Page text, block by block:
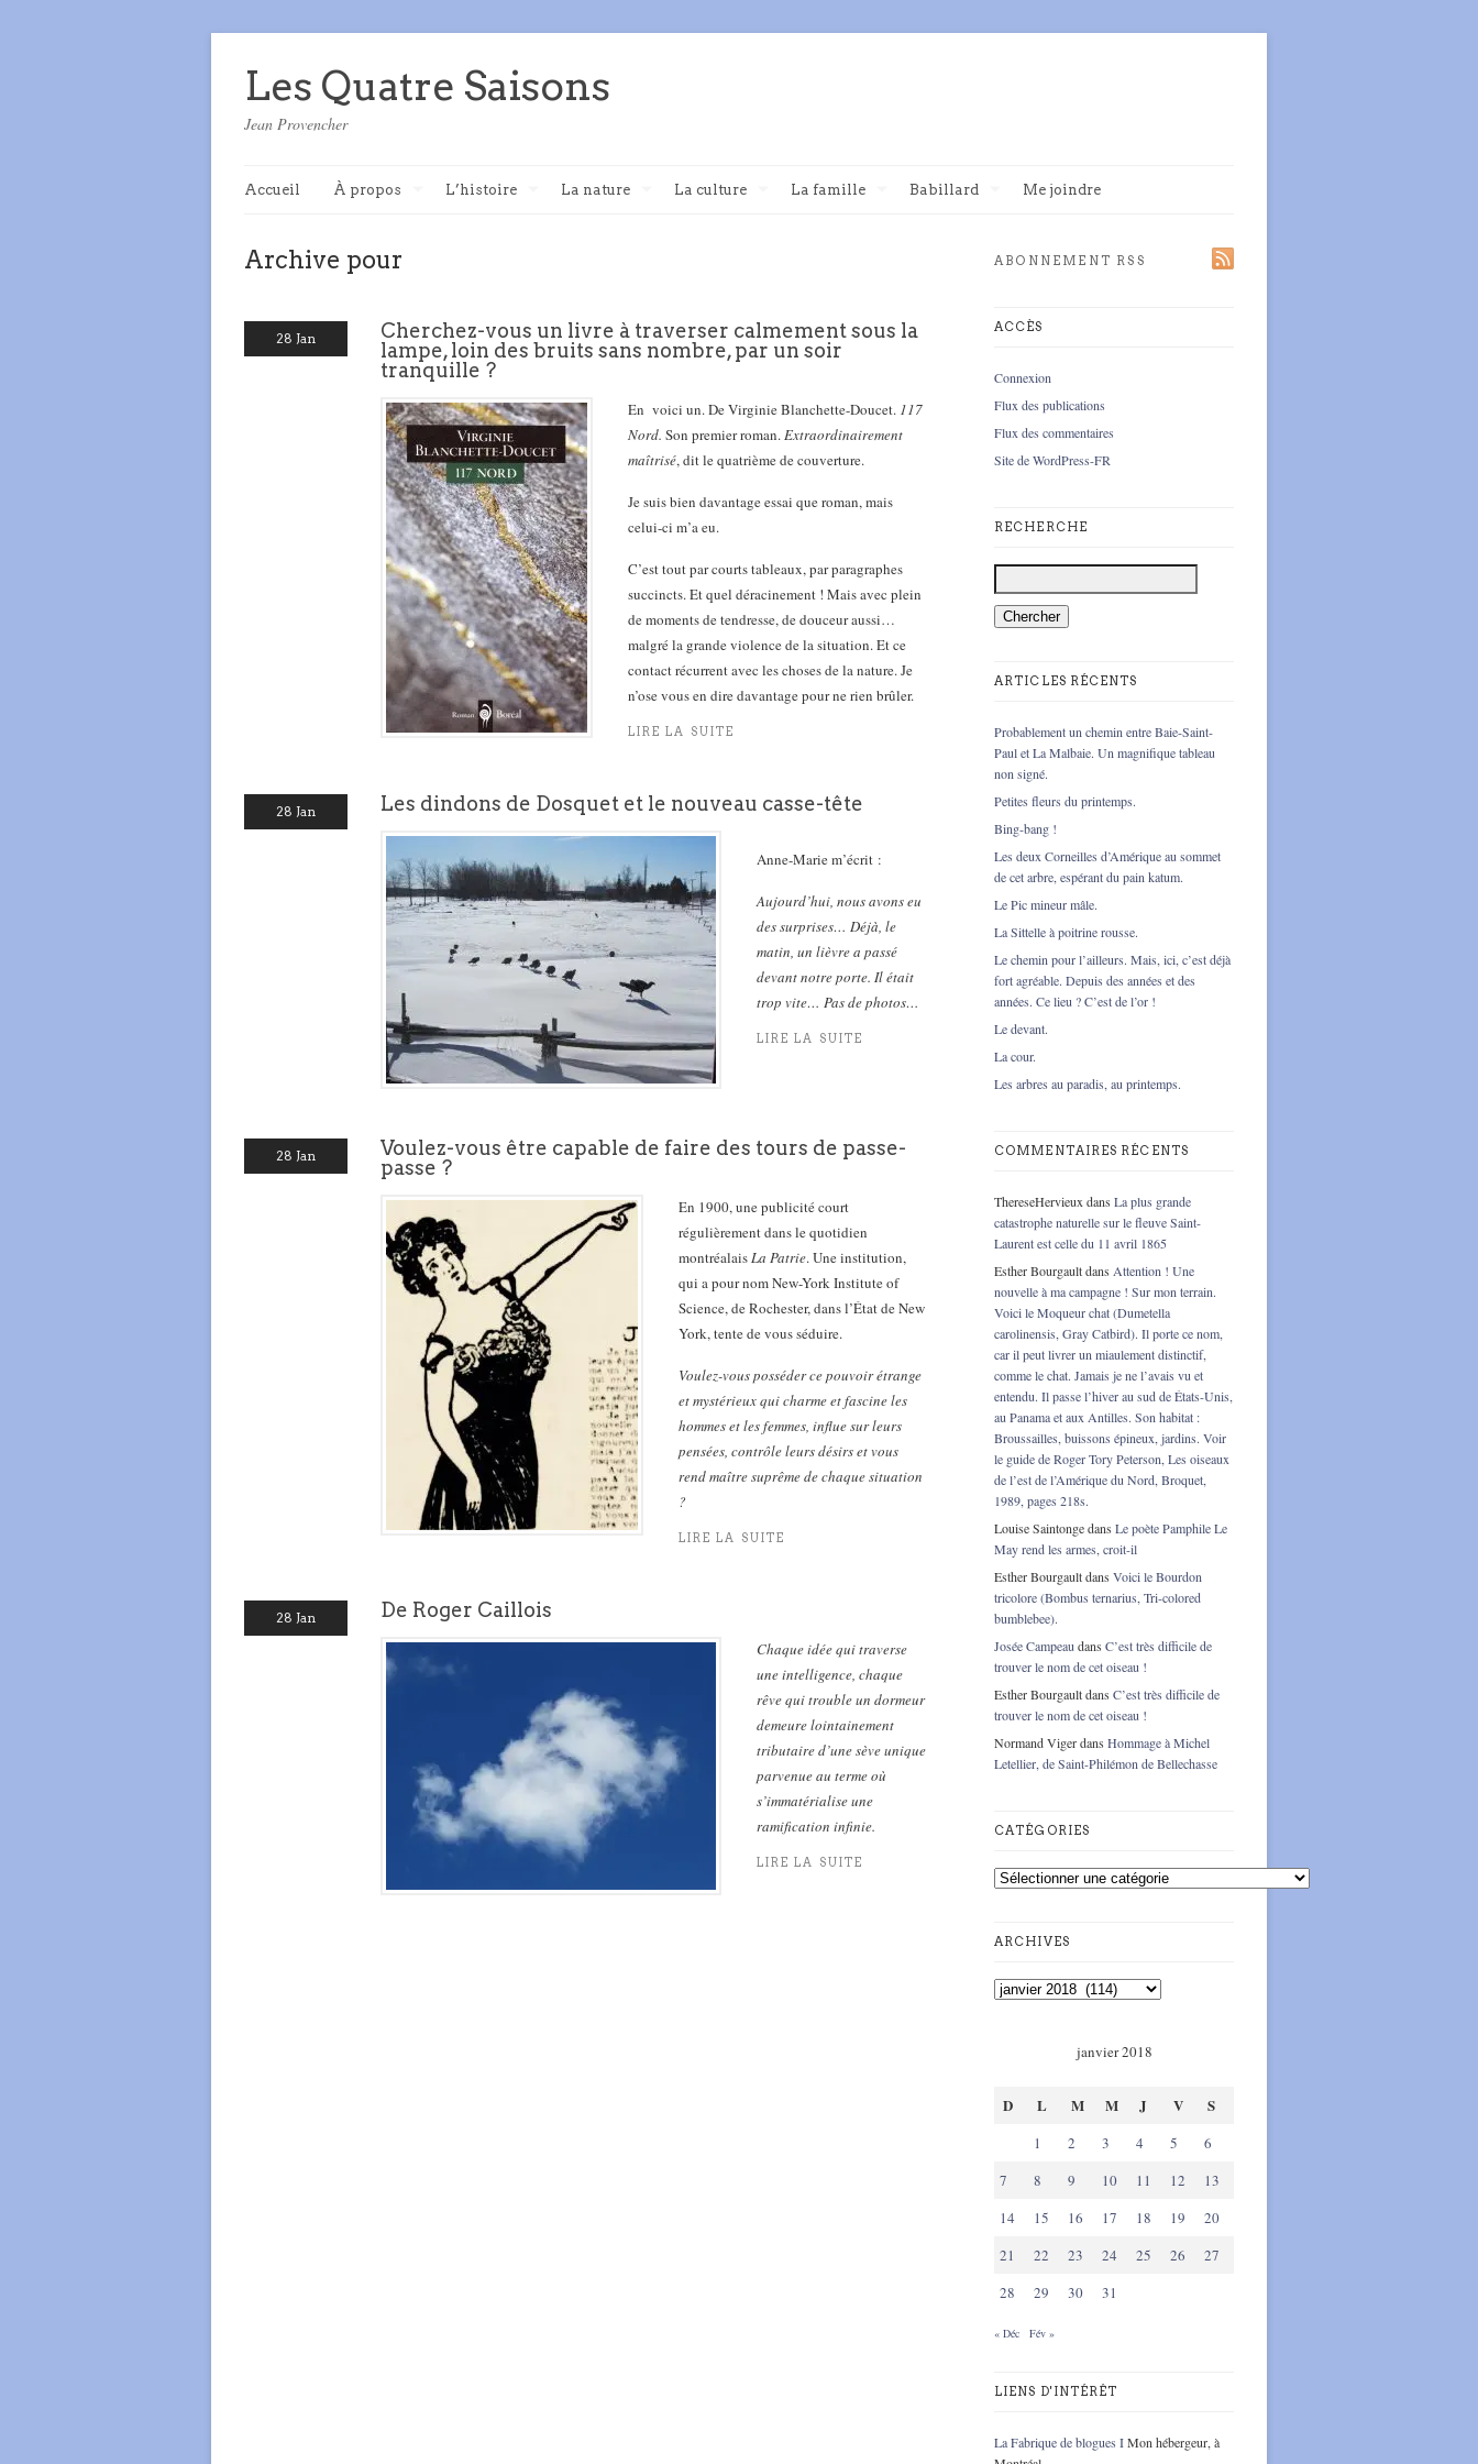
Les Quatre Saisons
Jean Provencher
Accueil À propos L’histoire La nature La culture La famille Babillard Me joindre
Archive pour
28 Jan
Cherchez-vous un livre à traverser calmement sous la
lampe, loin des bruits sans nombre, par un soir
tranquille ?
En voici un. De Virginie Blanchette-Doucet. 117
Nord. Son premier roman.Extraordinairement
maîtrisé, dit le quatrième de couverture.
Je suis bien davantage essai que roman, mais
celui-ci m’a eu.
C’est tout par courts tableaux, par paragraphes
succincts. Et quel déracinement ! Mais avec plein
de moments de tendresse, de douceur aussi…
malgré la grande violence de la situation. Et ce
contact récurrent avec les choses de la nature. Je
n’ose vous en dire davantage pour ne rien brûler.
LIRE LA SUITE
28 Jan Les dindons de Dosquet et le nouveau casse-tête
Anne-Marie m’écrit :
Aujourd’hui, nous avons eu
des surprises… Déjà, le
matin, un lièvre a passé
devant notre porte. Il était
trop vite… Pas de photos…
LIRE LA SUITE
28 Jan
Voulez-vous être capable de faire des tours de passe-
passe ?
En 1900, une publicité court
régulièrement dans le quotidien
montréalaisLa Patrie. Une institution,
qui a pour nom New-York Institute of
Science, de Rochester, dans l’État de New
York, tente de vous séduire.
Voulez-vous posséder ce pouvoir étrange
et mystérieux qui charme et fascine les
hommes et les femmes, influe sur leurs
pensées, contrôle leurs désirs et vous
rend maître suprême de chaque situation
?
LIRE LA SUITE
28 Jan De Roger Caillois
Chaque idée qui traverse
une intelligence, chaque
rêve qui trouble un dormeur
demeure lointainement
tributaire d’une sève unique
parvenue au terme où
s’immatérialise une
ramification infinie.
LIRE LA SUITE
ABONNEMENT RSS
ACCÈS
Connexion
Flux des publications
Flux des commentaires
Site de WordPress-FR
RECHERCHE
ARTICLES RÉCENTS
Probablement un chemin entre Baie-Saint-
Paul et La Malbaie. Un magnifique tableau
non signé.
Petites fleurs du printemps.
Bing-bang !
Les deux Corneilles d’Amérique au sommet
de cet arbre, espérant du pain katum.
Le Pic mineur mâle.
La Sittelle à poitrine rousse.
Le chemin pour l’ailleurs. Mais, ici, c’est déjà
fort agréable. Depuis des années et des
années. Ce lieu ? C’est de l’or !
Le devant.
La cour.
Les arbres au paradis, au printemps.
COMMENTAIRES RÉCENTS
ThereseHervieux dans La plus grande
catastrophe naturelle sur le fleuve Saint-
Laurent est celle du 11 avril 1865
Esther Bourgaultdans Attention ! Une
nouvelle à ma campagne ! Sur mon terrain.
Voici le Moqueur chat (Dumetella
carolinensis, Gray Catbird). Il porte ce nom,
car il peut livrer un miaulement distinctif,
comme le chat. Jamais je ne l’avais vu et
entendu. Il passe l’hiver au sud de États-Unis,
au Panama et aux Antilles. Son habitat :
Broussailles, buissons épineux, jardins. Voir
le guide de Roger Tory Peterson, Les oiseaux
de l’est de l’Amérique du Nord, Broquet,
1989, pages 218s.
Louise Saintongedans Le poète Pamphile Le
May rend les armes, croit-il
Esther Bourgaultdans Voici le Bourdon
tricolore (Bombus ternarius, Tri-colored
bumblebee).
Josée Campeau dans C’est très difficile de
trouver le nom de cet oiseau !
Esther Bourgaultdans C’est très difficile de
trouver le nom de cet oiseau !
Normand Vigerdans Hommage à Michel
Letellier, de Saint-Philémon de Bellechasse
CATÉGORIES
ARCHIVES
janvier 2018
D L M M J V S
1 2 3 4 5
6
7
8 9 10 11 12
13
14
15 16 17 18 19
20
21
22 23 24 25 26
27
28
29 30 31
« Déc Fév »
LIENS D'INTÉRÊT
La Fabrique de blogues IMon hébergeur, à